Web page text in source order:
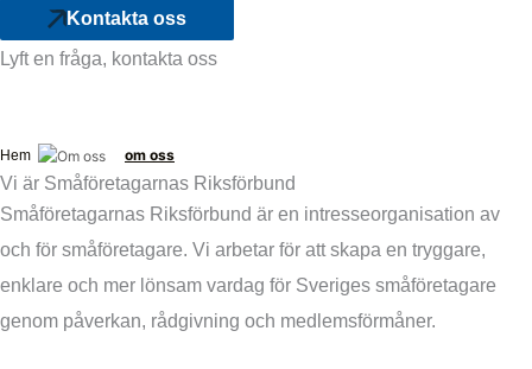
Kontakta oss
Lyft en fråga, kontakta oss
Hem om oss
Vi är Småföretagarnas Riksförbund
Småföretagarnas Riksförbund är en intresseorganisation av
och för småföretagare. Vi arbetar för att skapa en tryggare,
enklare och mer lönsam vardag för Sveriges småföretagare
genom påverkan, rådgivning och medlemsförmåner.